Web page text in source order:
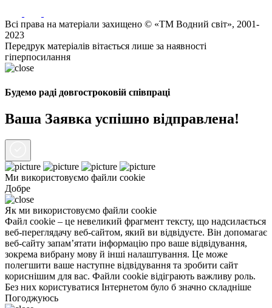
Всі права на матеріали захищено © «ТМ Водний світ», 2001-
2023
Передрук матеріалів вітається лише за наявності
гіперпосилання
Будемо раді довгостроковій співпраці
Ваша Заявка успішно відправлена!
Ми використовуємо файли cookie
Добре
Як ми використовуємо файли cookie
Файл cookie – це невеликий фрагмент тексту, що надсилається
веб-переглядачу веб-сайтом, який ви відвідуєте. Він допомагає
веб-сайту запам’ятати інформацію про ваше відвідування,
зокрема вибрану мову й інші налаштування. Це може
полегшити ваше наступне відвідування та зробити сайт
кориснішим для вас. Файли cookie відіграють важливу роль.
Без них користуватися Інтернетом було б значно складніше
Погоджуюсь